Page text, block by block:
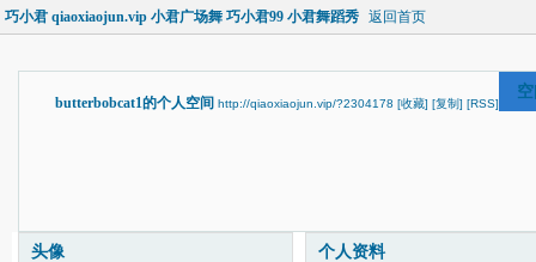
巧小君 qiaoxiaojun.vip 小君广场舞 巧小君99 小君舞蹈秀 返回首页
butterbobcat1的个人空间 http://qiaoxiaojun.vip/?2304178 [收藏] [复制] [RSS]
头像 个人资料